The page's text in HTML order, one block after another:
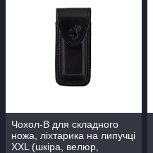
Чохол-В для складного
ножа, ліхтарика на липучці
XXL (шкіра, велюр,